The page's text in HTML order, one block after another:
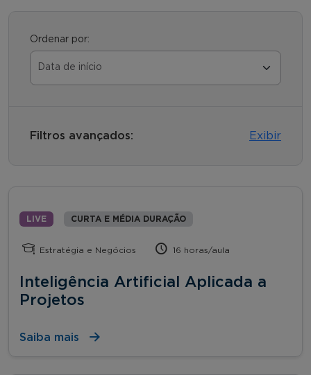
Ordenar por:
Filtros avançados: Exibir
LIVE CURTA E MÉDIA DURAÇÃO
Estratégia e Negócios 16 horas/aula
Inteligência Artificial Aplicada a
Projetos
Saiba mais